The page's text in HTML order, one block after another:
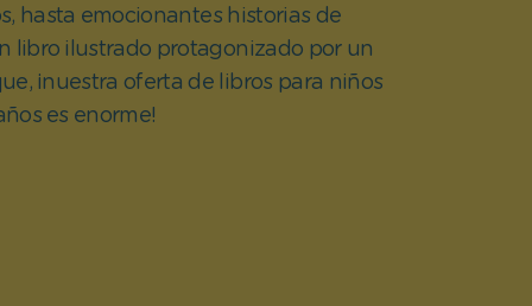
hasta emocionantes historias de
libro ilustrado protagonizado por un
¡nuestra oferta de libros para niños
es enorme!